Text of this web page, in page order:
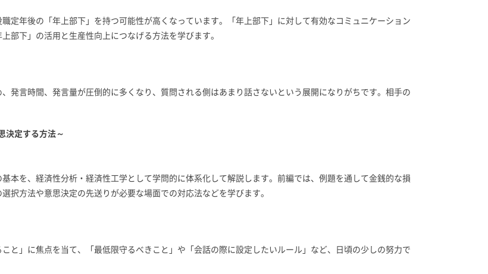
定年後の「年上部下」を持つ可能性が高くなっています。「年上部下」に対して有効なコミュニケーション
部下」の活用と生産性向上につなげる方法を学びます。
発言時間、発言量が圧倒的に多くなり、質問される側はあまり話さないという展開になりがちです。相手の
決定する方法～
本を、経済性分析・経済性工学として学問的に体系化して解説します。前編では、例題を通して金銭的な損
択方法や意思決定の先送りが必要な場面での対応法などを学びます。
と」に焦点を当て、「最低限守るべきこと」や「会話の際に設定したいルール」など、日頃の少しの努力で